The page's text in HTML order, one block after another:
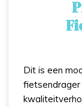
Dit is een